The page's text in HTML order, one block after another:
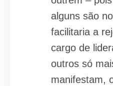
alguns são
facilitaria a
cargo de
outros só
manifestam,